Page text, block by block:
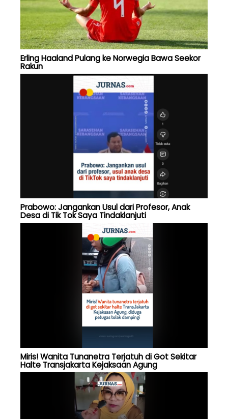
Erling Haaland Pulang ke Norwegia Bawa Seekor
Rakun
Prabowo: Jangankan Usul dari Profesor, Anak
Desa di Tik Tok Saya Tindaklanjuti
Miris! Wanita Tunanetra Terjatuh di Got Sekitar
Halte Transjakarta Kejaksaan Agung